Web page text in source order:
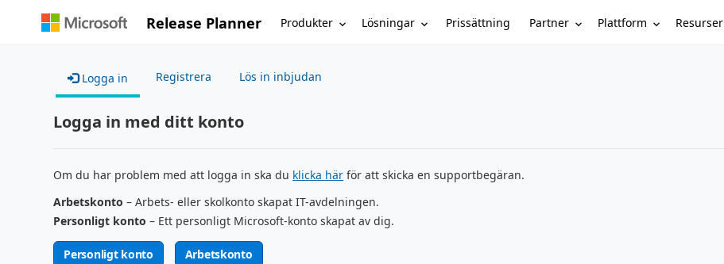
Release Planner Produkter Lösningar Prissättning Partner Plattform Resurser
Logga in Registrera Lös in inbjudan
Logga in med ditt konto
Om du har problem med att logga in ska du klicka här för att skicka en supportbegäran.
Arbetskonto – Arbets- eller skolkonto skapat IT-avdelningen.
Personligt konto – Ett personligt Microsoft-konto skapat av dig.
Personligt konto Arbetskonto